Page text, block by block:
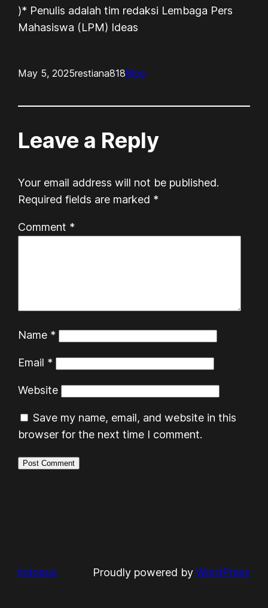
)* Penulis adalah tim redaksi Lembaga Pers
Mahasiswa (LPM) Ideas
May 5, 2025restiana818Blog
Leave a Reply
Your email address will not be published.
Required fields are marked *
Comment *
Name *
Email *
Website
Save my name, email, and website in this
browser for the next time I comment.
indopos Proudly powered by WordPress